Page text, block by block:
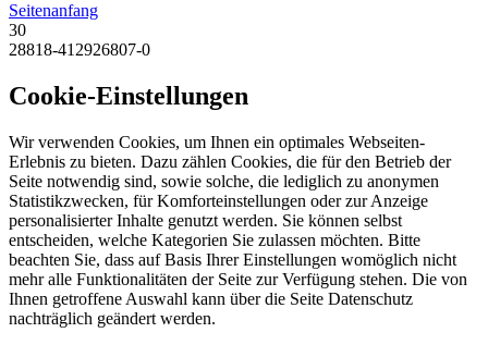
Seitenanfang
30
28818-412926807-0
Cookie-Einstellungen
Wir verwenden Cookies, um Ihnen ein optimales Webseiten-
Erlebnis zu bieten. Dazu zählen Cookies, die für den Betrieb der
Seite notwendig sind, sowie solche, die lediglich zu anonymen
Statistikzwecken, für Komforteinstellungen oder zur Anzeige
personalisierter Inhalte genutzt werden. Sie können selbst
entscheiden, welche Kategorien Sie zulassen möchten. Bitte
beachten Sie, dass auf Basis Ihrer Einstellungen womöglich nicht
mehr alle Funktionalitäten der Seite zur Verfügung stehen. Die von
Ihnen getroffene Auswahl kann über die Seite Datenschutz
nachträglich geändert werden.